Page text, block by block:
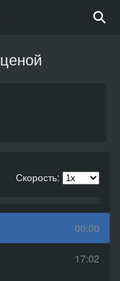
Скорость:
00:00
17:02